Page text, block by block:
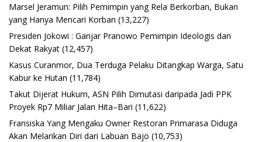
Marsel Jeramun: Pilih Pemimpin yang Rela Berkorban, Bukan
yang Hanya Mencari Korban (13,227)
Presiden Jokowi : Ganjar Pranowo Pemimpin Ideologis dan
Dekat Rakyat (12,457)
Kasus Curanmor, Dua Terduga Pelaku Ditangkap Warga, Satu
Kabur ke Hutan (11,784)
Takut Dijerat Hukum, ASN Pilih Dimutasi daripada Jadi PPK
Proyek Rp7 Miliar Jalan Hita–Bari (11,622)
Fransiska Yang Mengaku Owner Restoran Primarasa Diduga
Akan Melarikan Diri dari Labuan Bajo (10,753)